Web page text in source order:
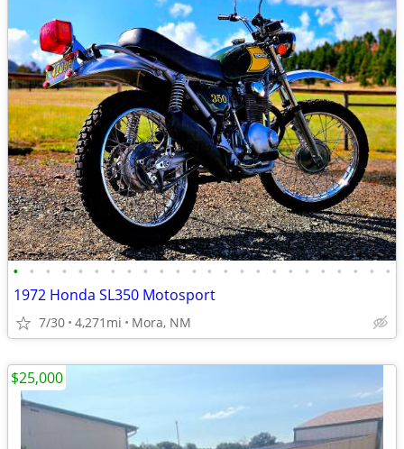
• • • • • • • • • • • • • • • • • • • • • • • •
1972 Honda SL350 Motosport
7/30 4,271mi Mora, NM
$25,000